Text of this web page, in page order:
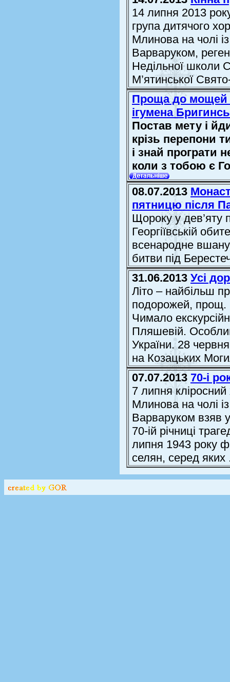
14 липня 2013
група дитячого
Млинова на чолі
Варваруком,
Недільної школи
М’ятинської
Проща до мощей
ігумена
Постав мету і
крізь перепони
і знай програти
коли з тобою є
08.07.2013
пятницю після
Щороку у дев’яту
Георгіївській
всенародне
битви під
31.06.2013 Усі
Літо – найбільш
подорожей, прощ.
Чимало
Пляшевій.
України. 28
на Козацьких
07.07.2013 70-і
7 липня
Млинова на чолі
Варваруком взяв
70-ій річниці
липня 1943 року
селян, серед яких